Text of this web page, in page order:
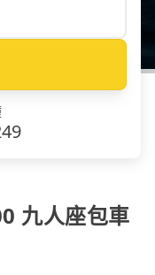
九人座包車